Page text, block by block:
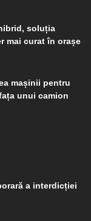
soluția
mai curat în orașe
mașinii pentru
unui camion
a interdicției